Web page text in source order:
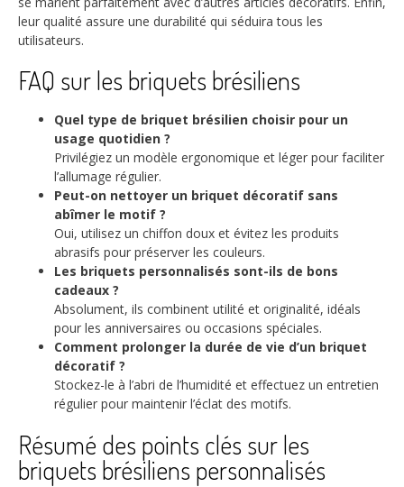
leur qualité assure une durabilité qui séduira tous les
utilisateurs.
FAQ sur les briquets brésiliens
Quel type de briquet brésilien choisir pour un
usage quotidien ?
Privilégiez un modèle ergonomique et léger pour faciliter
l’allumage régulier.
Peut-on nettoyer un briquet décoratif sans
abîmer le motif ?
Oui, utilisez un chiffon doux et évitez les produits
abrasifs pour préserver les couleurs.
Les briquets personnalisés sont-ils de bons
cadeaux ?
Absolument, ils combinent utilité et originalité, idéals
pour les anniversaires ou occasions spéciales.
Comment prolonger la durée de vie d’un briquet
décoratif ?
Stockez-le à l’abri de l’humidité et effectuez un entretien
régulier pour maintenir l’éclat des motifs.
Résumé des points clés sur les
briquets brésiliens personnalisés